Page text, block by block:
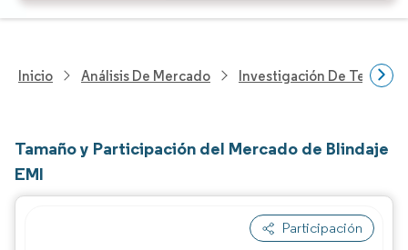
Inicio Análisis De Mercado Investigación De
Tamaño y Participación del Mercado de Blindaje
EMI
Participación